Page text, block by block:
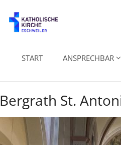
START ANSPRECHBAR
Bergrath St.